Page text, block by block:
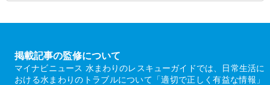
掲載記事の監修について
マイナビニュース 水まわりのレスキューガイドでは、日常生活に
おける水まわりのトラブルについて「適切で正しく有益な情報」